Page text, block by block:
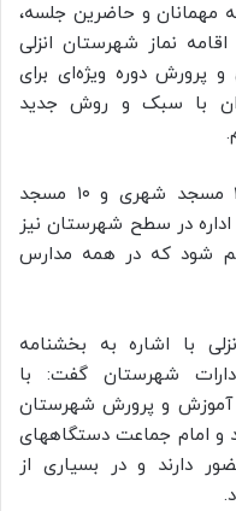
مهمانان و حاضرین جلسه،
نماز شهرستان انزلی
پرورش دوره‌ ویژه‌ای برای
با سبک و روش جدید
وی با بیان اینکه در حال حاضر ۲۸ مسجد شهری و ۱۰ مسجد
روستایی امام جماعت دارند،افزود: ۲۴ اداره در سطح شهرستان نیز
شود که در همه مدارس
با اشاره به بخشنامه
شهرستان گفت: با
آموزش و پرورش شهرستان
و امام جماعت دستگاههای
دارند و در بسیاری از